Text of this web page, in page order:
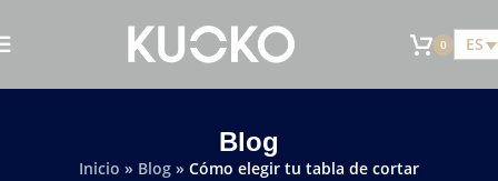
0 ES
Blog
Inicio » Blog » Cómo elegir tu tabla de cortar